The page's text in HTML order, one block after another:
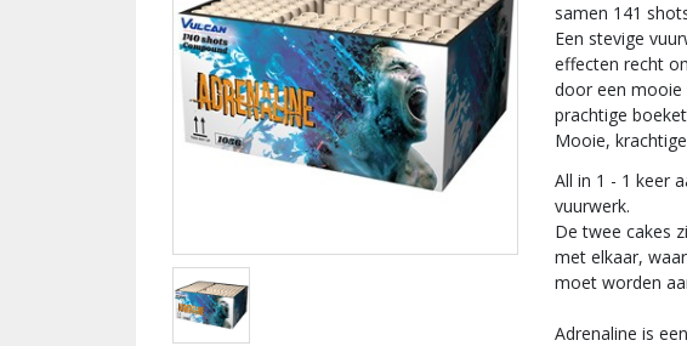
samen 141
Een stevige
effecten recht
door een mooie
prachtige
Mooie,
All in 1 - 1 keer
vuurwerk.
De twee cakes
met elkaar,
moet worden
Adrenaline is